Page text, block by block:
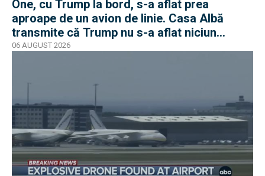
One, cu Trump la bord, s-a aflat prea
aproape de un avion de linie. Casa Albă
transmite că Trump nu s-a aflat niciun
moment în pericol
06 AUGUST 2026